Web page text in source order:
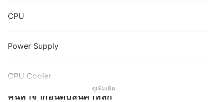
CPU
Power Supply
CPU Cooler
ดูเพิ่มเติม
ค้นหาจากอันดับสินค้าหลัก